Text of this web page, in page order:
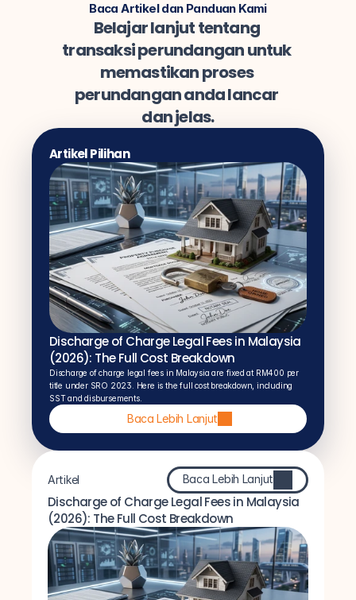
Baca Artikel dan Panduan Kami
Belajar lanjut tentang
transaksi perundangan untuk
memastikan proses
perundangan anda lancar
dan jelas.
Artikel Pilihan
Discharge of Charge Legal Fees in Malaysia
(2026): The Full Cost Breakdown
Discharge of charge legal fees in Malaysia are fixed at RM400 per
title under SRO 2023. Here is the full cost breakdown, including
SST and disbursements.
Baca Lebih Lanjut
Artikel Baca Lebih Lanjut
Discharge of Charge Legal Fees in Malaysia
(2026): The Full Cost Breakdown